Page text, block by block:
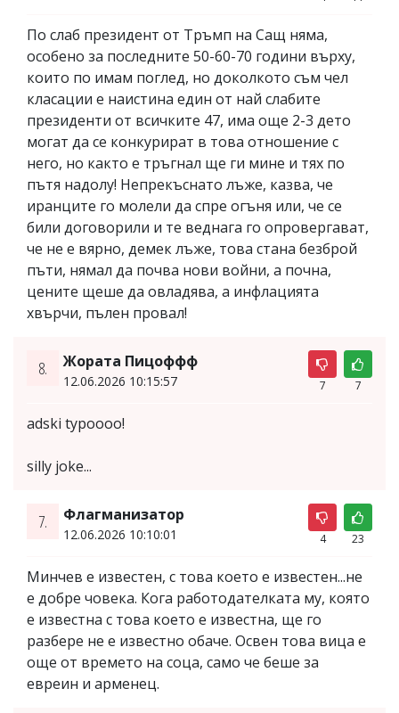
По слаб президент от Тръмп на Сащ няма,
особено за последните 50-60-70 години върху,
които по имам поглед, но доколкото съм чел
класации е наистина един от най слабите
президенти от всичките 47, има още 2-3 дето
могат да се конкурират в това отношение с
него, но както е тръгнал ще ги мине и тях по
пътя надолу! Непрекъснато лъже, казва, че
иранците го молели да спре огъня или, че се
били договорили и те веднага го опровергават,
че не е вярно, демек лъже, това стана безброй
пъти, нямал да почва нови войни, а почна,
цените щеше да овладява, а инфлацията
хвърчи, пълен провал!
8. Жората Пицоффф
12.06.2026 10:15:57 7 7
adski typoooo!
silly joke...
7. Флагманизатор
12.06.2026 10:10:01 4 23
Минчев е известен, с това което е известен...не
е добре човека. Кога работодателката му, която
е известна с това което е известна, ще го
разбере не е известно обаче. Освен това вица е
още от времето на соца, само че беше за
евреин и арменец.